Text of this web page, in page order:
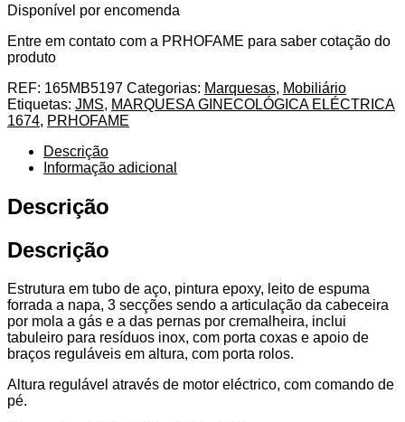
Disponível por encomenda
Entre em contato com a PRHOFAME para saber cotação do
produto
REF: 165MB5197 Categorias: Marquesas, Mobiliário
Etiquetas: JMS, MARQUESA GINECOLÓGICA ELÉCTRICA
1674, PRHOFAME
Descrição
Informação adicional
Descrição
Descrição
Estrutura em tubo de aço, pintura epoxy, leito de espuma
forrada a napa, 3 secções sendo a articulação da cabeceira
por mola a gás e a das pernas por cremalheira, inclui
tabuleiro para resíduos inox, com porta coxas e apoio de
braços reguláveis em altura, com porta rolos.
Altura regulável através de motor eléctrico, com comando de
pé.